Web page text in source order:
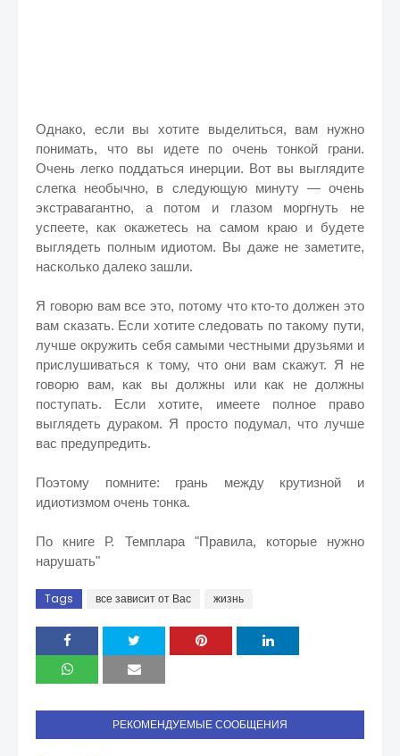
Однако, если вы хотите выделиться, вам нужно
понимать, что вы идете по очень тонкой грани.
Очень легко поддаться инерции. Вот вы выглядите
слегка необычно, в следующую минуту — очень
экстравагантно, а потом и глазом моргнуть не
успеете, как окажетесь на самом краю и будете
выглядеть полным идиотом. Вы даже не заметите,
насколько далеко зашли.
Я говорю вам все это, потому что кто-то должен это
вам сказать. Если хотите следовать по такому пути,
лучше окружить себя самыми честными друзьями и
прислушиваться к тому, что они вам скажут. Я не
говорю вам, как вы должны или как не должны
поступать. Если хотите, имеете полное право
выглядеть дураком. Я просто подумал, что лучше
вас предупредить.
Поэтому помните: грань между крутизной и
идиотизмом очень тонка.
По книге Р. Темплара "Правила, которые нужно
нарушать"
Tags все зависит от Вас жизнь
РЕКОМЕНДУЕМЫЕ СООБЩЕНИЯ